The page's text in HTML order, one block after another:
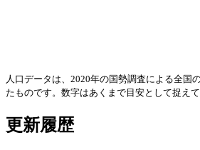
人口データは、2020年の国勢調査による全国
たものです。数字はあくまで目安として捉えて
更新履歴